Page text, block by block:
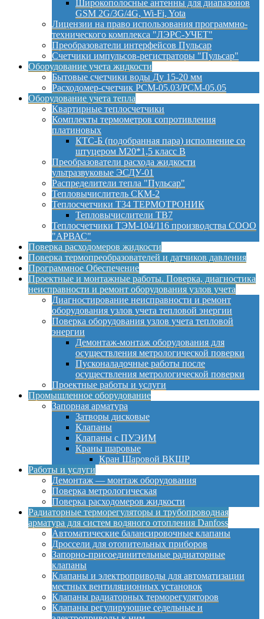
Широкополосные антенны для диапазонов
GSM 2G/3G/4G, Wi-Fi, Yota
Лицензии на право использования программно-
технического комплекса "ЛЭРС-УЧЕТ"
Преобразователи интерфейсов Пульсар
Счетчики импульсов-регистраторы "Пульсар"
Оборудование учета жидкости
Бытовые счетчики воды Ду 15-20 мм
Расходомер-счетчик РСМ-05.03/РСМ-05.05
Оборудование учета тепла
Квартирные теплосчетчики
Комплекты термометров сопротивления
платиновых
КТС-Б (подобранная пара) исполнение со
штуцером М20*1,5 класс B
Преобразователи расхода жидкости
ультразвуковые ЭСДУ-01
Распределители тепла "Пульсар"
Тепловычислитель СКМ-2
Теплосчетчики Т34 ТЕРМОТРОНИК
Тепловычислители ТВ7
Теплосчетчики ТЭМ-104/116 производства СООО
"АРВАС"
Поверка расходомеров жидкости
Поверка термопреобразователей и датчиков давления
Программное Обеспечение
Проектные и монтажные работы. Поверка, диагностика
неисправности и ремонт оборудования узлов учета
Диагностирование неисправности и ремонт
оборудования узлов учета тепловой энергии
Поверка оборудования узлов учета тепловой
энергии
Демонтаж-монтаж оборудования для
осуществления метрологической поверки
Пусконаладочные работы после
осуществления метрологической поверки
Проектные работы и услуги
Промышленное оборудование
Запорная арматура
Затворы дисковые
Клапаны
Клапаны с ПУЭИМ
Краны шаровые
Кран Шаровой ВКШР
Работы и услуги
Демонтаж — монтаж оборудования
Поверка метрологическая
Поверка расходомеров жидкости
Радиаторные терморегуляторы и трубопроводная
арматура для систем водяного отопления Danfoss
Автоматические балансировочные клапаны
Дроссели для отопительных приборов
Запорно-присоединительные радиаторные
клапаны
Клапаны и электроприводы для автоматизации
местных вентиляционных установок
Клапаны радиаторных терморегуляторов
Клапаны регулирующие седельные и